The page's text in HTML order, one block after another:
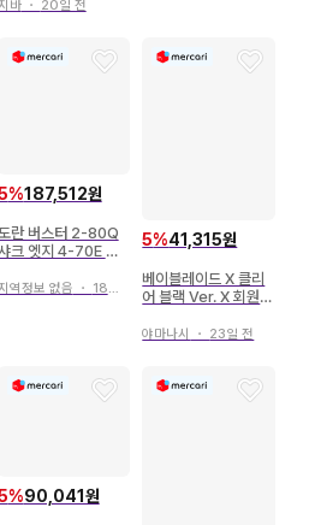
바・ 20일 전
%187,512원
란 버스터 2-80Q
크 엣지 4-70E 세
역정보 없음 ・ 18일 전
5%41,315원
베이블레이드 X 클리
어 블랙 Ver. X 회원
야마나시 ・ 23일 전
%90,041원